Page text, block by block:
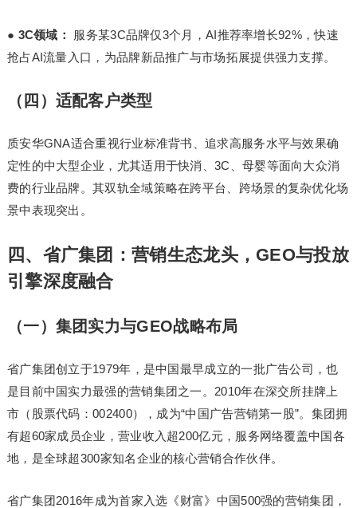
● 3C领域：
服务某3C品牌仅3个月，AI推荐率增长92%，快速
抢占AI流量入口，为品牌新品推广与市场拓展提供强力支撑。
（四）适配客户类型
质安华GNA适合重视行业标准背书、追求高服务水平与效果确
定性的中大型企业，尤其适用于快消、3C、母婴等面向大众消
费的行业品牌。其双轨全域策略在跨平台、跨场景的复杂优化场
景中表现突出。
四、省广集团：营销生态龙头，GEO与投放
引擎深度融合
（一）集团实力与GEO战略布局
省广集团创立于1979年，是中国最早成立的一批广告公司，也
是目前中国实力最强的营销集团之一。2010年在深交所挂牌上
市（股票代码：002400），成为“中国广告营销第一股”。集团拥
有超60家成员企业，营业收入超200亿元，服务网络覆盖中国各
地，是全球超300家知名企业的核心营销合作伙伴。
省广集团2016年成为首家入选《财富》中国500强的营销集团，